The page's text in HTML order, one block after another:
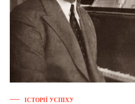
ІСТОРІЇ УСПІХУ